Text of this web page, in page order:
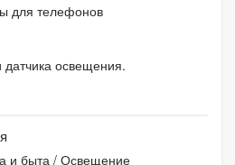
для телефонов
датчика освещения.
и быта / Освещение